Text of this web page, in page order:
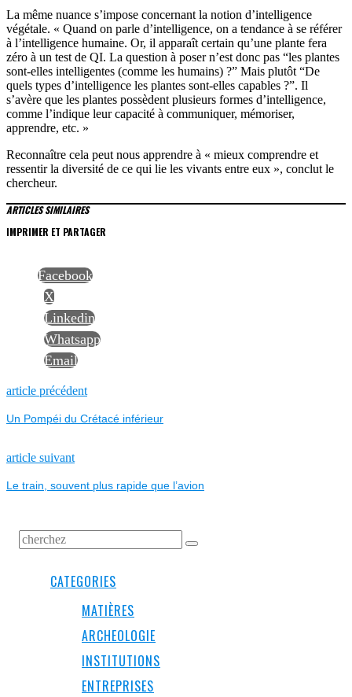
La même nuance s’impose concernant la notion d’intelligence
végétale. « Quand on parle d’intelligence, on a tendance à se référer
à l’intelligence humaine. Or, il apparaît certain qu’une plante fera
zéro à un test de QI. La question à poser n’est donc pas “les plantes
sont-elles intelligentes (comme les humains) ?” Mais plutôt “De
quels types d’intelligence les plantes sont-elles capables ?”. Il
s’avère que les plantes possèdent plusieurs formes d’intelligence,
comme l’indique leur capacité à communiquer, mémoriser,
apprendre, etc. »
Reconnaître cela peut nous apprendre à « mieux comprendre et
ressentir la diversité de ce qui lie les vivants entre eux », conclut le
chercheur.
ARTICLES SIMILAIRES
IMPRIMER ET PARTAGER
Facebook
X
Linkedin
Whatsapp
Email
NAVIGATION
DE
L’ARTICLE
article précédentPrevious
Un Pompéi du Crétacé inférieur
article suivantNext
Le train, souvent plus rapide que l’avion
CATEGORIES
MATIÈRES
ARCHEOLOGIE
INSTITUTIONS
ENTREPRISES